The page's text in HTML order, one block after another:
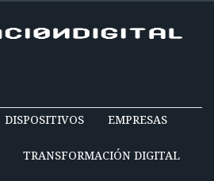
DISPOSITIVOS EMPRESAS
TRANSFORMACIÓN DIGITAL